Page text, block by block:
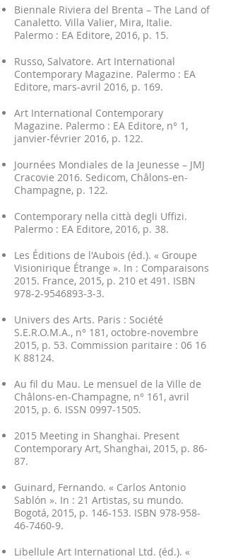
Biennale Riviera del Brenta – The Land of
Canaletto. Villa Valier, Mira, Italie.
Palermo : EA Editore, 2016, p. 15.
Russo, Salvatore. Art International
Contemporary Magazine. Palermo : EA
Editore, mars-avril 2016, p. 169.
Art International Contemporary
Magazine. Palermo : EA Editore, n° 1,
janvier-février 2016, p. 122.
Journées Mondiales de la Jeunesse – JMJ
Cracovie 2016. Sedicom, Châlons-en-
Champagne, p. 122.
Contemporary nella città degli Uffizi.
Palermo : EA Editore, 2016, p. 38.
Les Éditions de l'Aubois (éd.). « Groupe
Visionirique Étrange ». In : Comparaisons
2015. France, 2015, p. 210 et 491. ISBN
978-2-9546893-3-3.
Univers des Arts. Paris : Société
S.E.R.O.M.A., n° 181, octobre-novembre
2015, p. 53. Commission paritaire : 06 16
K 88124.
Au fil du Mau. Le mensuel de la Ville de
Châlons-en-Champagne, n° 161, avril
2015, p. 6. ISSN 0997-1505.
2015 Meeting in Shanghai. Present
Contemporary Art, Shanghai, 2015, p. 86-
87.
Guinard, Fernando. « Carlos Antonio
Sablón ». In : 21 Artistas, su mundo.
Bogotá, 2015, p. 146-153. ISBN 978-958-
46-7460-9.
Libellule Art International Ltd. (éd.). «